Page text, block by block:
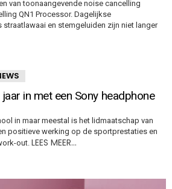
van toonaangevende noise cancelling
QN1 Processor. Dagelijkse
en stemgeluiden zijn niet langer
in met een Sony headphone
in maar meestal is het lidmaatschap van
positieve werking op de sportprestaties en
out. LEES MEER…